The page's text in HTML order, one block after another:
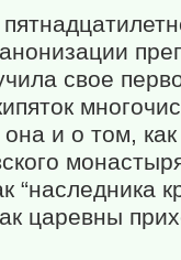
свое
и о том,
“наследника
царевны